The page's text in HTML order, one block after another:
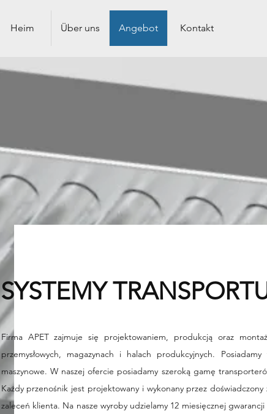
Heim Über uns Angebot Kontakt
SYSTEMY
Firma APET zajmuje się projektowaniem, produkcją oraz
przemysłowych, magazynach i halach produkcyjnych.
maszynowe. W naszej ofercie posiadamy szeroką gamę
Każdy przenośnik jest projektowany i wykonany przez
zaleceń klienta. Na nasze wyroby udzielamy 12 miesięcznej